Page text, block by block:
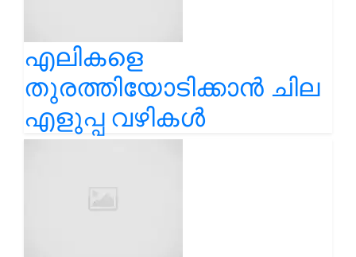
എലികളെ
തുരത്തിയോടിക്കാൻ ചില
എളുപ്പ വഴികൾ